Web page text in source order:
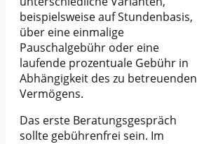
beispielsweise auf Stundenbasis,
über eine einmalige
Pauschalgebühr oder eine
laufende prozentuale Gebühr in
Abhängigkeit des zu betreuenden
Vermögens.
Das erste Beratungsgespräch
sollte gebührenfrei sein. Im